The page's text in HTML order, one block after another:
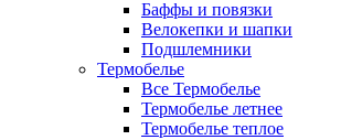
Баффы и повязки
Велокепки и шапки
Подшлемники
Термобелье
Все Термобелье
Термобелье летнее
Термобелье теплое